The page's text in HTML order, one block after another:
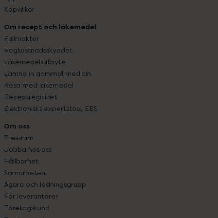
Köpvillkor
Om recept och läkemedel
Fullmakter
Högkostnadsskyddet
Läkemedelsutbyte
Lämna in gammal medicin
Resa med läkemedel
Receptregistret
Elektroniskt expertstöd, EES
Om oss
Pressrum
Jobba hos oss
Hållbarhet
Samarbeten
Ägare och ledningsgrupp
För leverantörer
Företagskund